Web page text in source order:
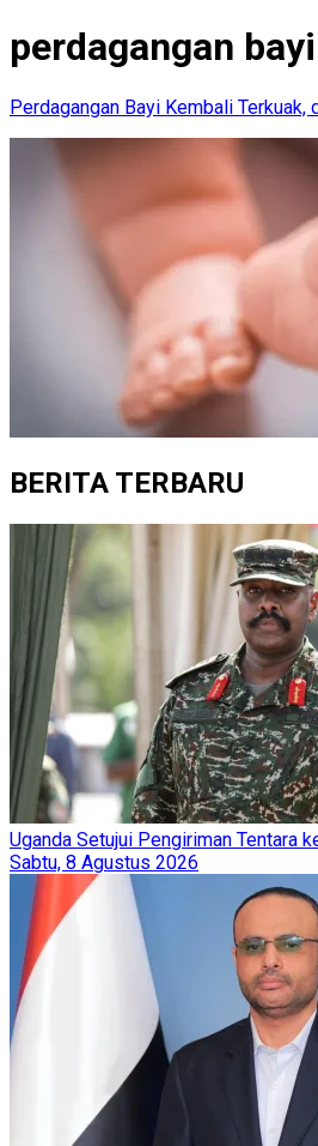
perdagangan bayi
Perdagangan Bayi Kembali Terkuak,
BERITA TERBARU
Uganda Setujui Pengiriman Tentara
Sabtu, 8 Agustus 2026